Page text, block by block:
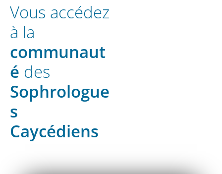
Vous accédez
à la
communaut
é des
Sophrologue
s
Caycédiens